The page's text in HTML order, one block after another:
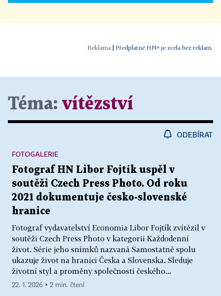
Předplatné HN+ je zcela bez reklam.
Téma: vítězství
ODEBÍRAT
Fotograf HN Libor Fojtík uspěl v
soutěži Czech Press Photo. Od roku
2021 dokumentuje česko-slovenské
hranice
Fotograf vydavatelství Economia Libor Fojtík zvítězil v
soutěži Czech Press Photo v kategorii Každodenní
život. Série jeho snímků nazvaná Samostatně spolu
ukazuje život na hranici Česka a Slovenska. Sleduje
životní styl a proměny společnosti českého...
FOTOGALERIE
22. 1. 2026 ▪ 2 min. čtení